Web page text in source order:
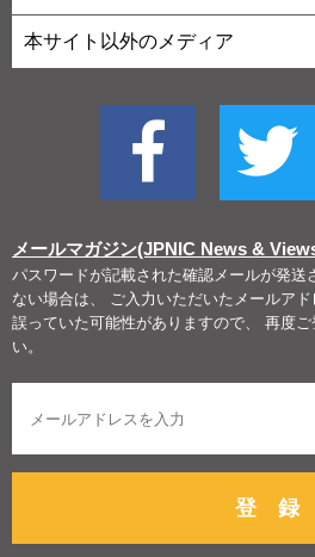
本サイト以外のメディア
メールマガジン(JPNIC News &
パスワードが記載された確認メールが発送
ない場合は、 ご入力いただいたメールア
誤っていた可能性がありますので、 再度
い。
登 録